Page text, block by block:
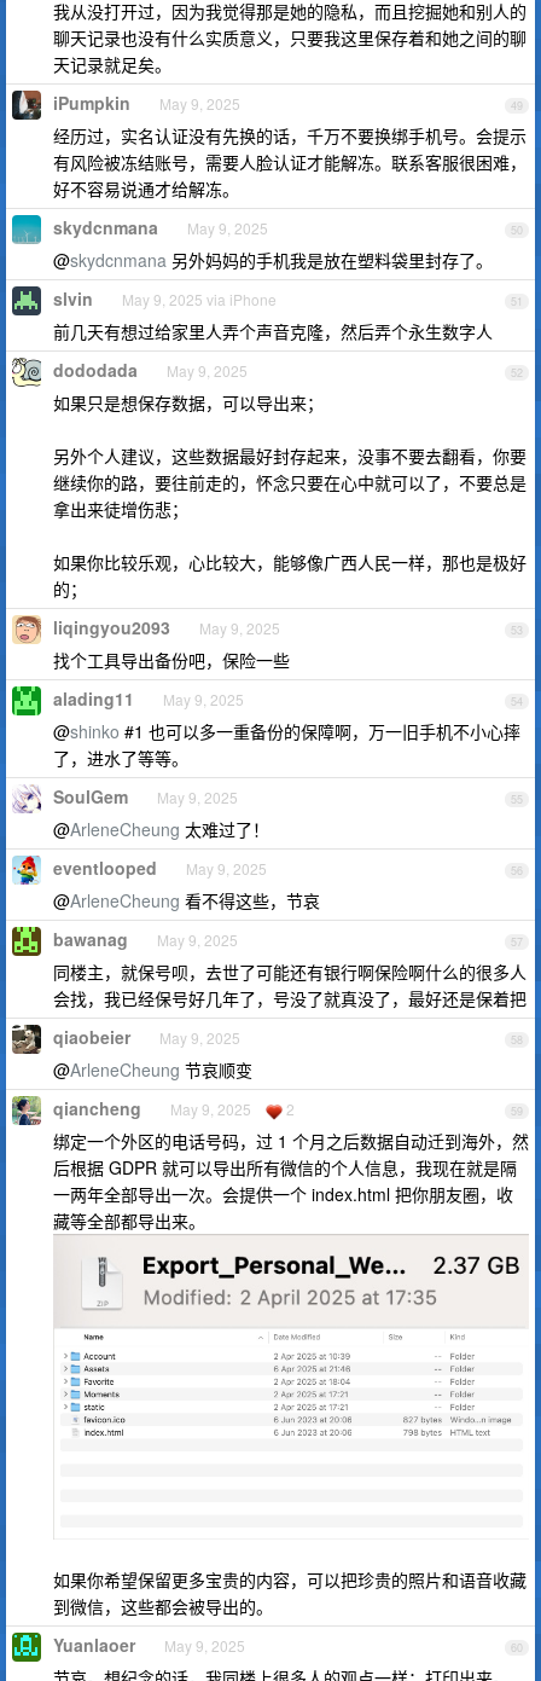
我从没打开过，因为我觉得那是她的隐私，而且挖掘她和别人的
聊天记录也没有什么实质意义，只要我这里保存着和她之间的聊
天记录就足矣。
49
iPumpkin May 9, 2025
经历过，实名认证没有先换的话，千万不要换绑手机号。会提示
有风险被冻结账号，需要人脸认证才能解冻。联系客服很困难，
好不容易说通才给解冻。
50
skydcnmana May 9, 2025
@skydcnmana 另外妈妈的手机我是放在塑料袋里封存了。
51
slvin May 9, 2025 via iPhone
前几天有想过给家里人弄个声音克隆，然后弄个永生数字人
52
dododada May 9, 2025
如果只是想保存数据，可以导出来；
另外个人建议，这些数据最好封存起来，没事不要去翻看，你要
继续你的路，要往前走的，怀念只要在心中就可以了，不要总是
拿出来徒增伤悲；
如果你比较乐观，心比较大，能够像广西人民一样，那也是极好
的；
53
liqingyou2093 May 9, 2025
找个工具导出备份吧，保险一些
54
alading11 May 9, 2025
@shinko #1 也可以多一重备份的保障啊，万一旧手机不小心摔
了，进水了等等。
55
SoulGem May 9, 2025
@ArleneCheung 太难过了！
56
eventlooped May 9, 2025
@ArleneCheung 看不得这些，节哀
57
bawanag May 9, 2025
同楼主，就保号呗，去世了可能还有银行啊保险啊什么的很多人
会找，我已经保号好几年了，号没了就真没了，最好还是保着把
58
qiaobeier May 9, 2025
@ArleneCheung 节哀顺变
59
qiancheng May 9, 2025 2
绑定一个外区的电话号码，过 1 个月之后数据自动迁到海外，然
后根据 GDPR 就可以导出所有微信的个人信息，我现在就是隔
一两年全部导出一次。会提供一个 index.html 把你朋友圈，收
藏等全部都导出来。
如果你希望保留更多宝贵的内容，可以把珍贵的照片和语音收藏
到微信，这些都会被导出的。
60
Yuanlaoer May 9, 2025